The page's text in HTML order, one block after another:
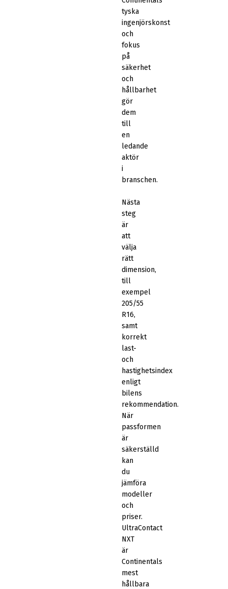
tyska
ingenjörskonst
och
fokus
på
säkerhet
och
hållbarhet
gör
dem
till
en
ledande
aktör
i
branschen.
Nästa
steg
är
att
välja
rätt
dimension,
till
exempel
205/55
R16,
samt
korrekt
last-
och
hastighetsindex
enligt
bilens
rekommendation.
När
passformen
är
säkerställd
kan
du
jämföra
modeller
och
priser.
UltraContact
NXT
är
Continentals
mest
hållbara